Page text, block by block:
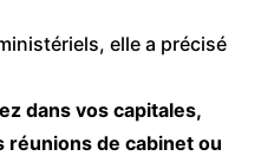
elle a précisé
dans vos capitales,
réunions de cabinet ou